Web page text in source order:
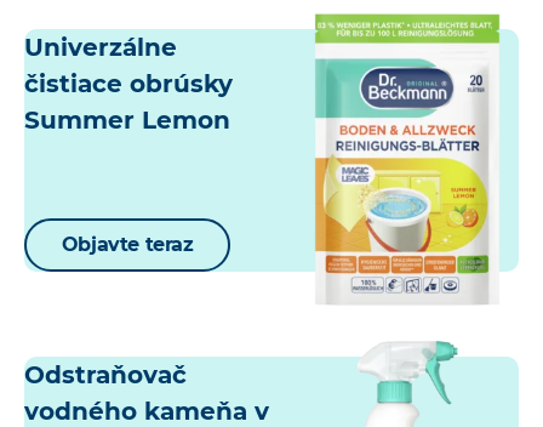
Univerzálne
čistiace obrúsky
Summer Lemon
Objavte teraz
Odstraňovač
vodného kameňa v